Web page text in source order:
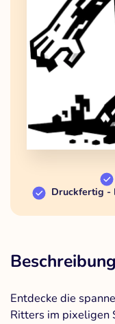
Druckfertig -
Beschreibung
Entdecke die
Ritters im pixeligen